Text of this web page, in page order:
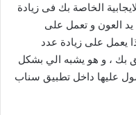
الخاصة بك فى زيادة
العون و تعمل على
يعمل على زيادة عدد
بك ، و هو يشبه الي بشكل
عليها داخل تطبيق سناب